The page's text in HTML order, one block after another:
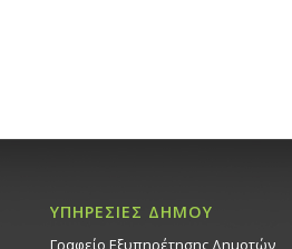
ΥΠΗΡΕΣΙΕΣ ΔΗΜΟΥ
Γραφείο Εξυπηρέτησης Δημοτών